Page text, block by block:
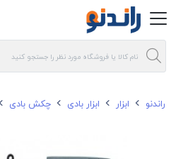
راندنو ابزار ابزار بادی چکش بادی